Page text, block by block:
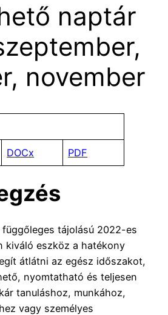
naptár
november
DOCx PDF
tájolású 2022-es
kiváló eszköz a hatékony
átlátni az egész időszakot,
nyomtatható és teljesen
tanuláshoz, munkához,
vagy személyes